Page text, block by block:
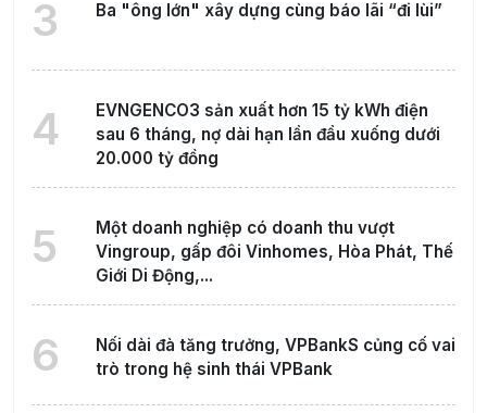
3 Ba "ông lớn" xây dựng cùng báo lãi “đi lùi”
4
EVNGENCO3 sản xuất hơn 15 tỷ kWh điện
sau 6 tháng, nợ dài hạn lần đầu xuống dưới
20.000 tỷ đồng
5
Một doanh nghiệp có doanh thu vượt
Vingroup, gấp đôi Vinhomes, Hòa Phát, Thế
Giới Di Động,...
6
Nối dài đà tăng trưởng, VPBankS củng cố vai
trò trong hệ sinh thái VPBank